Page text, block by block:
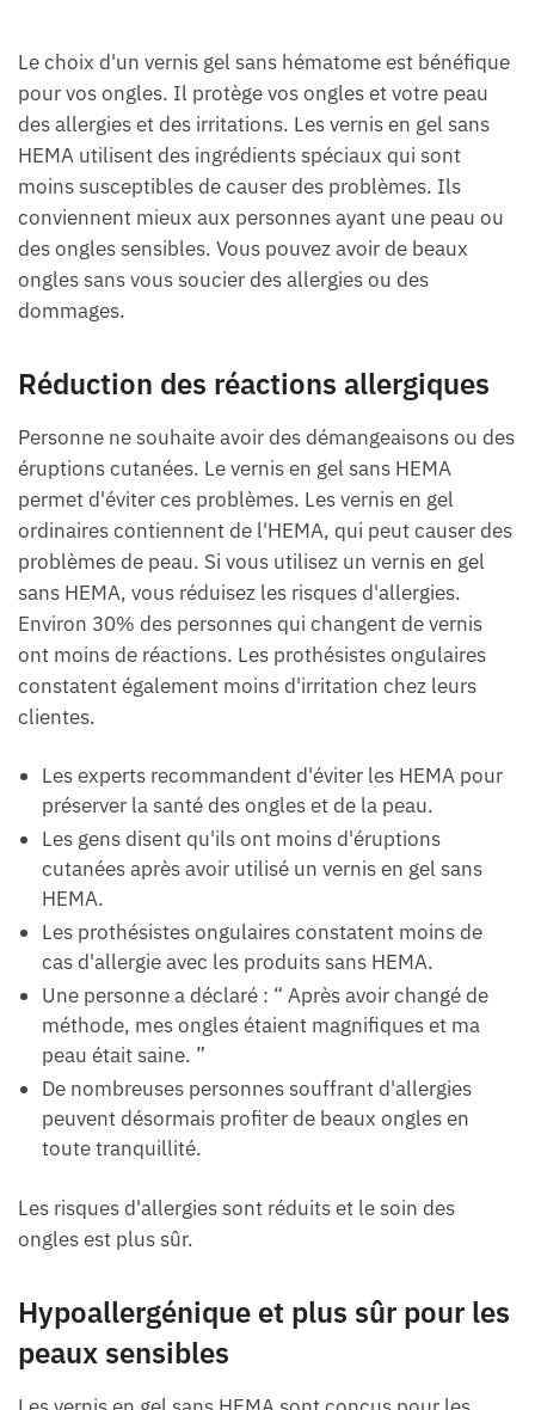
Le choix d'un vernis gel sans hématome est bénéfique
pour vos ongles. Il protège vos ongles et votre peau
des allergies et des irritations. Les vernis en gel sans
HEMA utilisent des ingrédients spéciaux qui sont
moins susceptibles de causer des problèmes. Ils
conviennent mieux aux personnes ayant une peau ou
des ongles sensibles. Vous pouvez avoir de beaux
ongles sans vous soucier des allergies ou des
dommages.
Réduction des réactions allergiques
Personne ne souhaite avoir des démangeaisons ou des
éruptions cutanées. Le vernis en gel sans HEMA
permet d'éviter ces problèmes. Les vernis en gel
ordinaires contiennent de l'HEMA, qui peut causer des
problèmes de peau. Si vous utilisez un vernis en gel
sans HEMA, vous réduisez les risques d'allergies.
Environ 30% des personnes qui changent de vernis
ont moins de réactions. Les prothésistes ongulaires
constatent également moins d'irritation chez leurs
clientes.
Les experts recommandent d'éviter les HEMA pour
préserver la santé des ongles et de la peau.
Les gens disent qu'ils ont moins d'éruptions
cutanées après avoir utilisé un vernis en gel sans
HEMA.
Les prothésistes ongulaires constatent moins de
cas d'allergie avec les produits sans HEMA.
Une personne a déclaré : “ Après avoir changé de
méthode, mes ongles étaient magnifiques et ma
peau était saine. ”
De nombreuses personnes souffrant d'allergies
peuvent désormais profiter de beaux ongles en
toute tranquillité.
Les risques d'allergies sont réduits et le soin des
ongles est plus sûr.
Hypoallergénique et plus sûr pour les
peaux sensibles